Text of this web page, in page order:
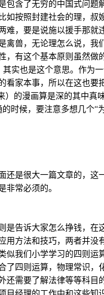
含了无穷的中国式问题
按照封建社会的理，叔
，要是说施以援手那就
兽，无论理怎么说，我
有这个基本原则虽然做
实也是这个意思。作为
家本事，所以在这也要
的漫画算是深的其中真味
时候，要注意多想几个“为
是很大一篇文章的，这
非常必须的。
告诉大家怎么挣钱，在
方法和技巧，两者并没
我们小学学习的四则运
了四则运算，物理常识，
需要了解法律等等科目